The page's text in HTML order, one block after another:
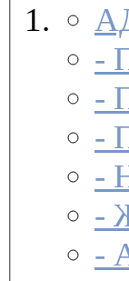
-
-
-
-
-
-